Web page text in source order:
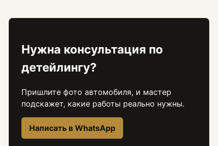
Нужна консультация по
детейлингу?
Пришлите фото автомобиля, и мастер
подскажет, какие работы реально нужны.
Написать в WhatsApp